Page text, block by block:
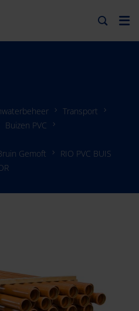
Transport
Buizen PVC
Gemoft
RIO PVC BUIS